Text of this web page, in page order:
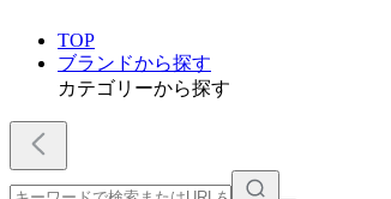
TOP
ブランドから探す
カテゴリーから探す